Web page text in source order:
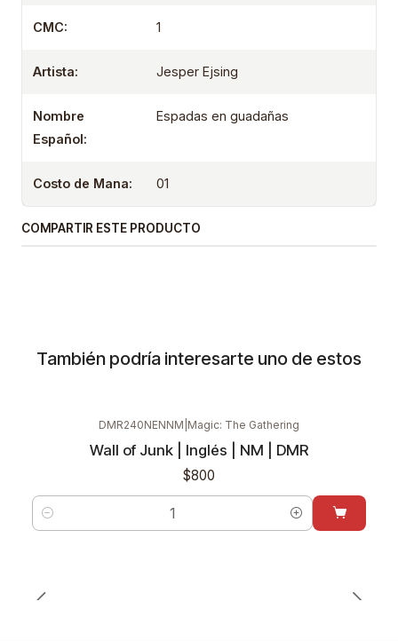
CMC: 1
Artista: Jesper Ejsing
Nombre
Español:
Espadas en guadañas
Costo de Mana: 01
COMPARTIR ESTE PRODUCTO
También podría interesarte uno de estos
DMR240NENNM Magic: The Gathering
Wall of Junk | Inglés | NM | DMR
$800
Cantidad